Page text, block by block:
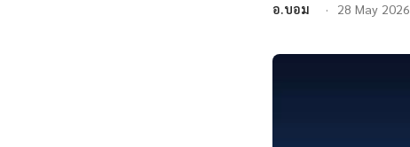
อ.บอม 28 May 2026